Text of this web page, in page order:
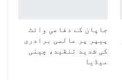
جاپان کے دفاعی وائٹ
پیپر پر عالمی برادری
کی شدید تنقید، چینی
میڈیا